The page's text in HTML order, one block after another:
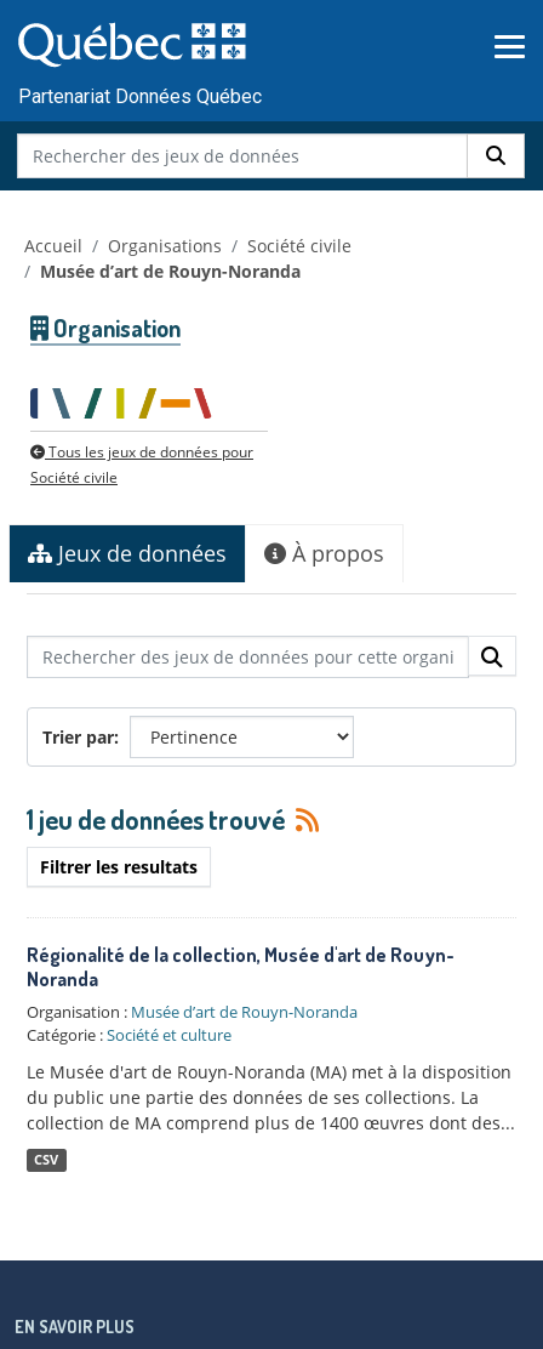
au
contenu
Partenariat Données Québec
Accueil Organisations
Société civile
Musée d’art de Rouyn-Noranda
Organisation
Tous les jeux de données pour
Société civile
Jeux de données À propos
Trier par
1 jeu de données trouvé
Filtrer les resultats
Régionalité de la collection, Musée d'art de Rouyn-
Noranda
Organisation : Musée d’art de Rouyn-Noranda
Catégorie :Société et culture
Le Musée d'art de Rouyn-Noranda (MA) met à la disposition
du public une partie des données de ses collections. La
collection de MA comprend plus de 1400 œuvres dont des...
CSV
EN SAVOIR PLUS